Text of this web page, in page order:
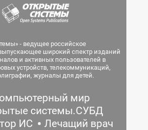
- ведущее российское
широкий спектр изданий
и активных пользователей в
устройств, телекоммуникаций,
журналы для детей.
мир
системы.СУБД
ИС
Лечащий врач